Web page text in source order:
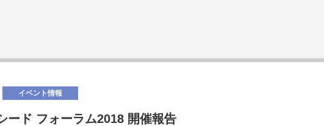
イベント情報
ード フォーラム2018 開催報告